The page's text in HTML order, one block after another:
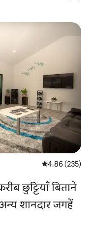
औसत रेटिंग 5 में से
4.86 (235)
छुट्टियाँ बिताने
शानदार जगहें